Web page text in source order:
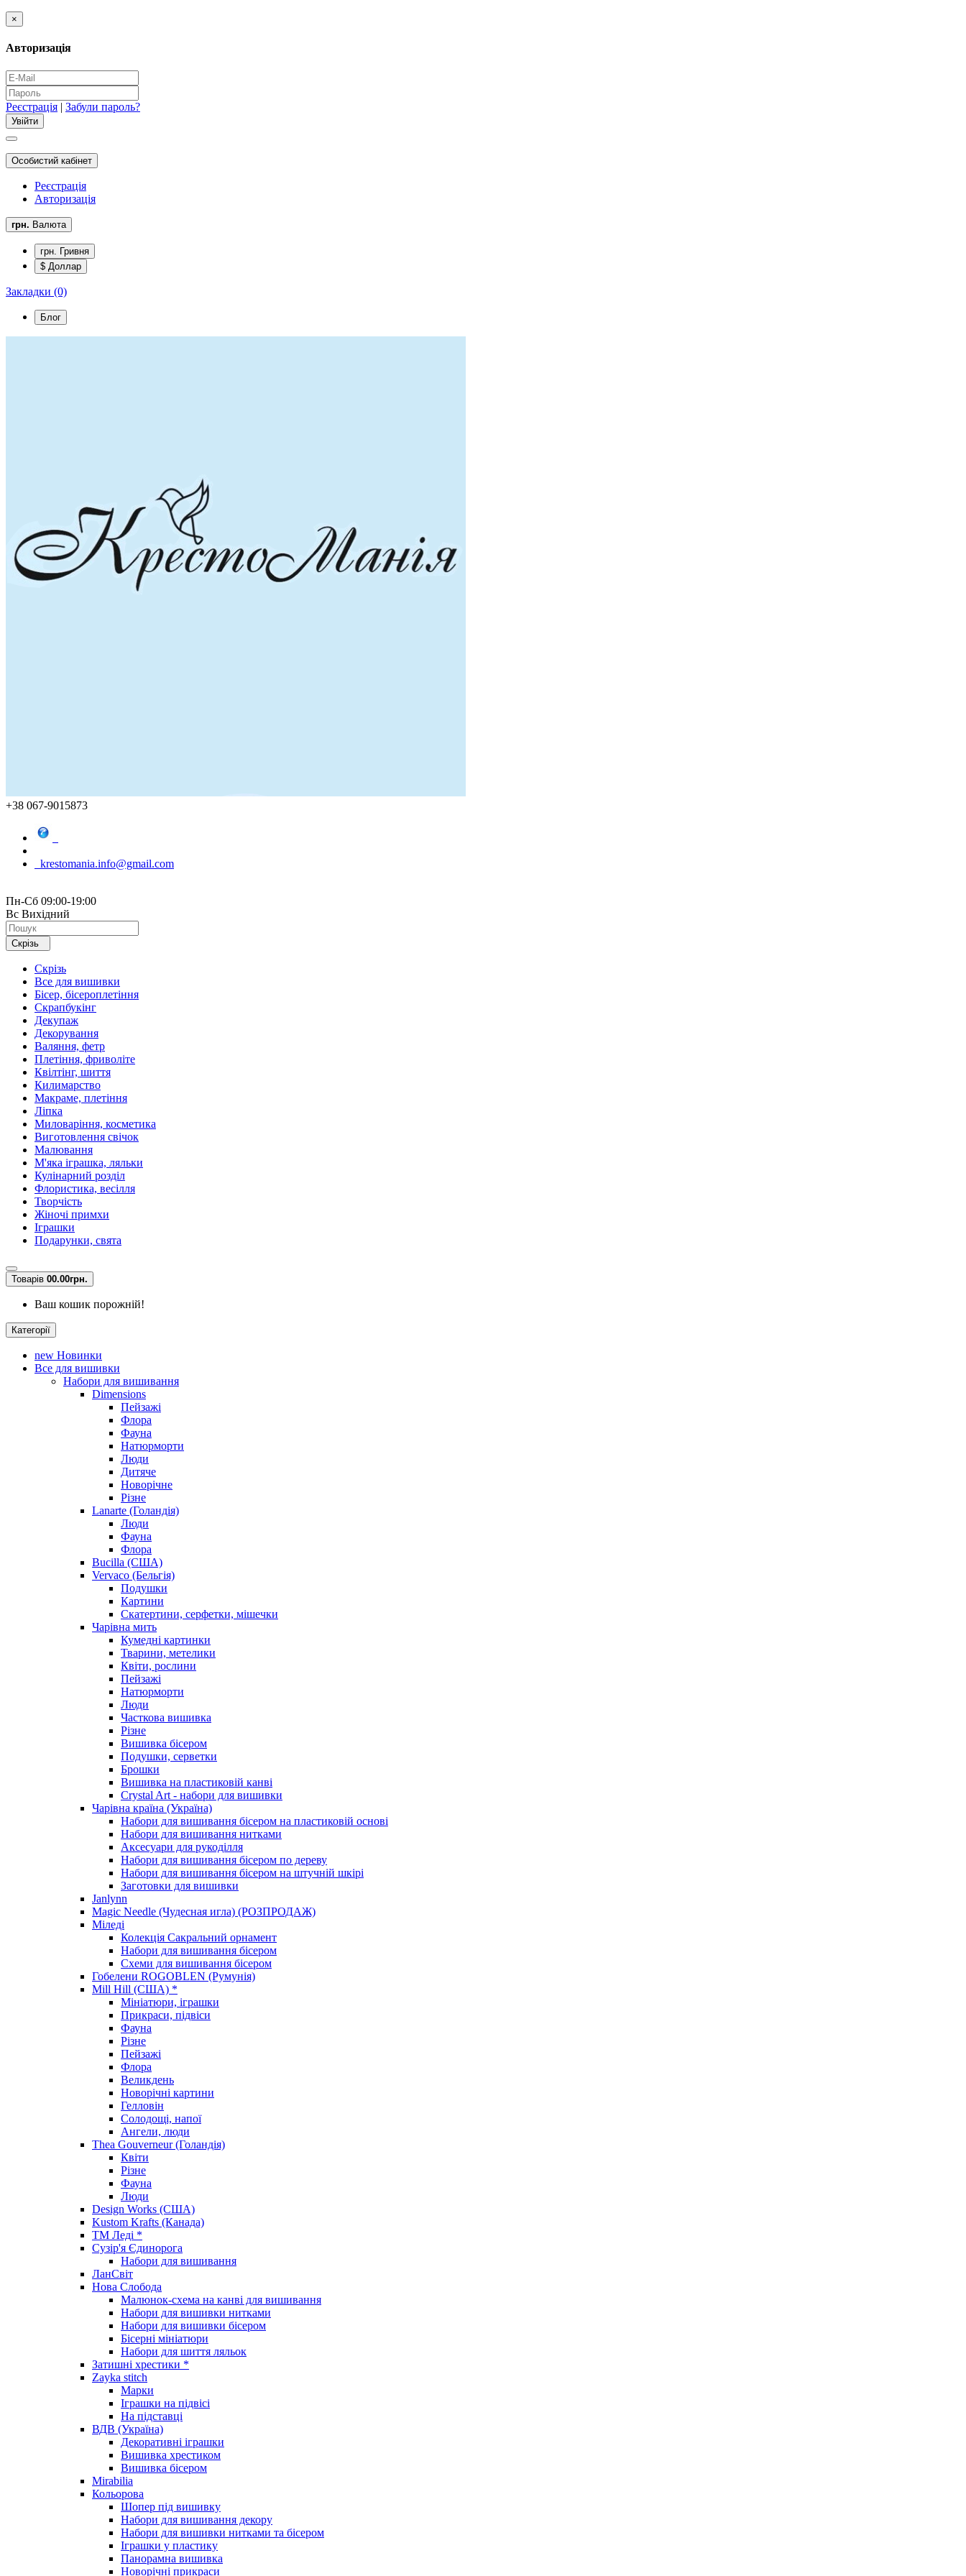
×
Авторизація
Реєстрація | Забули пароль?
Особистий кабінет
Реєстрація
Авторизація
грн. Валюта
грн. Гривня
$ Доллар
Закладки (0)
Блог
+38 067-9015873
krestomania.info@gmail.com
Пн-Сб 09:00-19:00
Вс Вихідний
Скрізь
Скрізь
Все для вишивки
Бісер, бісероплетіння
Скрапбукінг
Декупаж
Декорування
Валяння, фетр
Плетіння, фриволіте
Квілтінг, шиття
Килимарство
Макраме, плетіння
Ліпка
Миловаріння, косметика
Виготовлення свічок
Малювання
М'яка іграшка, ляльки
Кулінарний розділ
Флористика, весілля
Творчість
Жіночі примхи
Іграшки
Подарунки, свята
Товарів 00.00грн.
Ваш кошик порожній!
Категорії
new Новинки
Все для вишивки
Набори для вишивання
Dimensions
Пейзажі
Флора
Фауна
Натюрморти
Люди
Дитяче
Новорічне
Різне
Lanarte (Голандія)
Люди
Фауна
Флора
Bucilla (США)
Vervaco (Бельгія)
Подушки
Картини
Скатертини, серфетки, мішечки
Чарiвна мить
Кумедні картинки
Тварини, метелики
Квіти, рослини
Пейзажі
Натюрморти
Люди
Часткова вишивка
Різне
Вишивка бісером
Подушки, серветки
Брошки
Вишивка на пластиковій канві
Crystal Art - набори для вишивки
Чарівна країна (Україна)
Набори для вишивання бісером на пластиковій основі
Набори для вишивання нитками
Аксесуари для рукоділля
Набори для вишивання бісером по дереву
Набори для вишивання бісером на штучній шкірі
Заготовки для вишивки
Janlynn
Magic Needle (Чудесная игла) (РОЗПРОДАЖ)
Міледі
Колекція Сакральний орнамент
Набори для вишивання бісером
Схеми для вишивання бісером
Гобелени ROGOBLEN (Румунія)
Mill Hill (США) *
Мініатюри, іграшки
Прикраси, підвіси
Фауна
Різне
Пейзажі
Флора
Великдень
Новорічні картини
Гелловін
Солодощі, напої
Ангели, люди
Thea Gouverneur (Голандія)
Квіти
Різне
Фауна
Люди
Design Works (США)
Kustom Krafts (Канада)
ТМ Леді *
Сузір'я Єдинорога
Набори для вишивання
ЛанСвіт
Нова Слобода
Малюнок-схема на канві для вишивання
Набори для вишивки нитками
Набори для вишивки бісером
Бісерні мініатюри
Набори для шиття ляльок
Затишні хрестики *
Zayka stitch
Марки
Іграшки на підвісі
На підставці
ВДВ (Україна)
Декоративні іграшки
Вишивка хрестиком
Вишивка бісером
Mirabilia
Кольорова
Шопер під вишивку
Набори для вишивання декору
Набори для вишивки нитками та бісером
Іграшки у пластику
Панорамна вишивка
Новорічні прикраси